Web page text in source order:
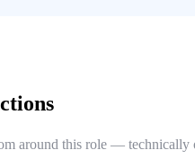
around this role —